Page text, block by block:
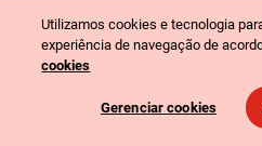
Utilizamos cookies e tecnologia
experiência de navegação de
cookies
Gerenciar cookies